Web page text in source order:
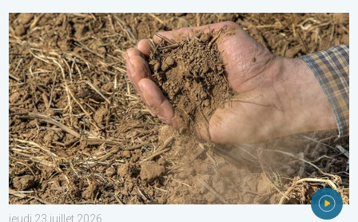
La chaleur assèche les sols plus vite. Nouvelle étude. . . jeudi
jeudi 23 juillet 2026